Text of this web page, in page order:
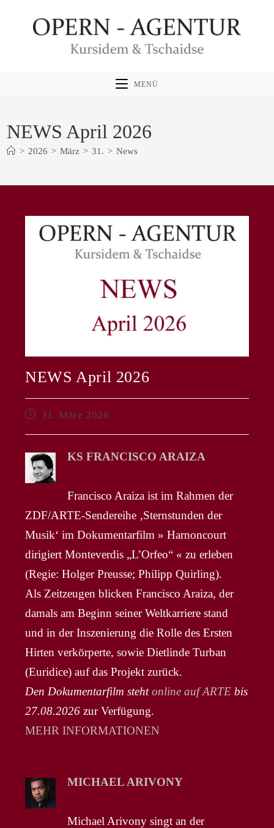
MENÜ
NEWS April 2026
> 2026 > März > 31. > News
NEWS April 2026
Beitrag31. März 2026
KS FRANCISCO ARAIZA
Francisco Araiza ist im Rahmen der
ZDF/ARTE-Sendereihe ‚Sternstunden der
Musik‘ im Dokumentarfilm » Harnoncourt
dirigiert Monteverdis „L’Orfeo“ « zu erleben
(Regie: Holger Preusse; Philipp Quirling).
Als Zeitzeugen blicken Francisco Araiza, der
damals am Beginn seiner Weltkarriere stand
und in der Inszenierung die Rolle des Ersten
Hirten verkörperte, sowie Dietlinde Turban
(Euridice) auf das Projekt zurück.
Den Dokumentarfilm stehtonline auf ARTE bis
27.08.2026 zur Verfügung.
MEHR INFORMATIONEN
MICHAEL ARIVONY
Michael Arivony singt an der